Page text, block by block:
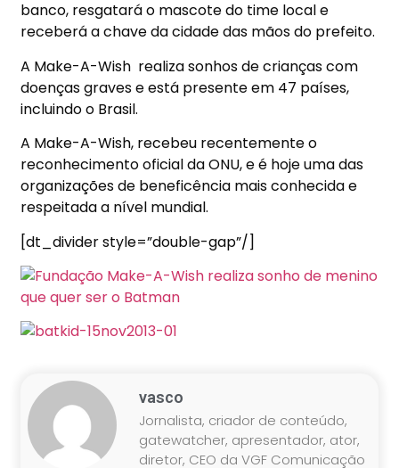
banco, resgatará o mascote do time local e
receberá a chave da cidade das mãos do prefeito.
A Make-A-Wish realiza sonhos de crianças com
doenças graves e está presente em 47 países,
incluindo o Brasil.
A Make-A-Wish, recebeu recentemente o
reconhecimento oficial da ONU, e é hoje uma das
organizações de beneficência mais conhecida e
respeitada a nível mundial.
[dt_divider style=”double-gap”/]
vasco
Jornalista, criador de conteúdo,
gatewatcher, apresentador, ator,
diretor, CEO da VGF Comunicação